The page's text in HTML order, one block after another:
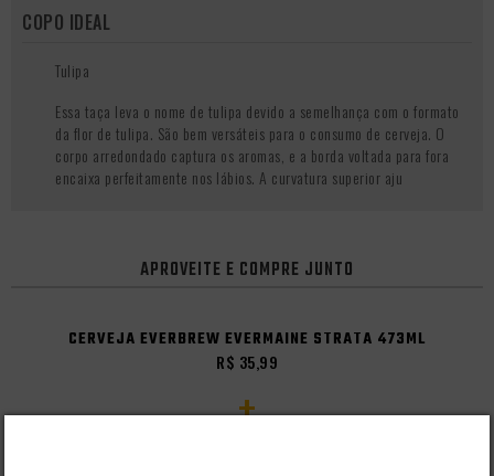
COPO IDEAL
Tulipa
Essa taça leva o nome de tulipa devido a semelhança com o formato
da flor de tulipa. São bem versáteis para o consumo de cerveja. O
corpo arredondado captura os aromas, e a borda voltada para fora
encaixa perfeitamente nos lábios. A curvatura superior aju
APROVEITE E COMPRE JUNTO
CERVEJA EVERBREW EVERMAINE STRATA 473ML
R$ 35,99
+